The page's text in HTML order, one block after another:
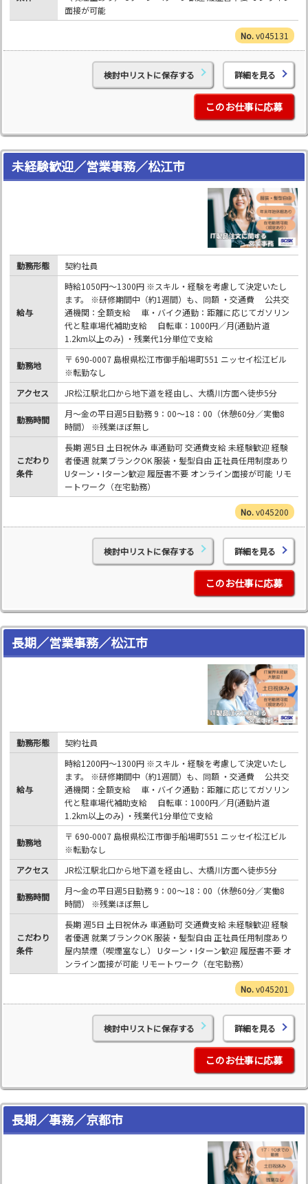
面接が可能
v045131
検討中リストに保存する 詳細を見る
このお仕事に応募
未経験歓迎／営業事務／松江市
勤務形態 契約社員
給与
時給1050円～1300円 ※スキル・経験を考慮して決定いたし
ます。 ※研修期間中（約1週間）も、同額 ・交通費 公共交
通機関：全額支給 車・バイク通勤：距離に応じてガソリン
代と駐車場代補助支給 自転車：1000円／月(通勤片道
1.2km以上のみ) ・残業代1分単位で支給
勤務地
〒 690-0007 島根県松江市御手船場町551 ニッセイ松江ビル
※転勤なし
アクセス
JR松江駅北口から地下道を経由し、大橋川方面へ徒歩5分
勤務時間
月～金の平日週5日勤務 9：00～18：00（休憩60分／実働8
時間） ※残業ほぼ無し
こだわり
条件
長期 週5日 土日祝休み 車通勤可 交通費支給 未経験歓迎 経験
者優遇 就業ブランクOK 服装・髪型自由 正社員任用制度あり
Uターン・Iターン歓迎 履歴書不要 オンライン面接が可能 リモ
ートワーク（在宅勤務）
v045200
検討中リストに保存する 詳細を見る
このお仕事に応募
長期／営業事務／松江市
勤務形態 契約社員
給与
時給1200円～1300円 ※スキル・経験を考慮して決定いたし
ます。 ※研修期間中（約1週間）も、同額 ・交通費 公共交
通機関：全額支給 車・バイク通勤：距離に応じてガソリン
代と駐車場代補助支給 自転車：1000円／月(通勤片道
1.2km以上のみ) ・残業代1分単位で支給
勤務地
〒 690-0007 島根県松江市御手船場町551 ニッセイ松江ビル
※転勤なし
アクセス
JR松江駅北口から地下道を経由し、大橋川方面へ徒歩5分
勤務時間
月～金の平日週5日勤務 9：00～18：00（休憩60分／実働8
時間） ※残業ほぼ無し
こだわり
条件
長期 週5日 土日祝休み 車通勤可 交通費支給 未経験歓迎 経験
者優遇 就業ブランクOK 服装・髪型自由 正社員任用制度あり
屋内禁煙（喫煙室なし） Uターン・Iターン歓迎 履歴書不要 オ
ンライン面接が可能 リモートワーク（在宅勤務）
v045201
検討中リストに保存する 詳細を見る
このお仕事に応募
長期／事務／京都市